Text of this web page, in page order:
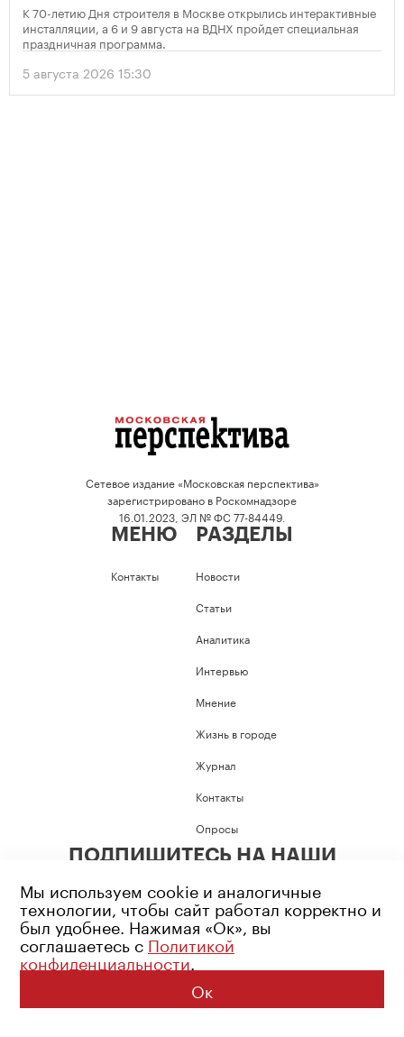
К 70-летию Дня строителя в Москве открылись интерактивные
инсталляции, а 6 и 9 августа на ВДНХ пройдет специальная
праздничная программа.
5 августа 2026 15:30
Сетевое издание «Московская перспектива»
зарегистрировано в Роскомнадзоре
16.01.2023, ЭЛ № ФС 77-84449.
МЕНЮ
Контакты
РАЗДЕЛЫ
Новости
Статьи
Аналитика
Интервью
Мнение
Жизнь в городе
Журнал
Контакты
Опросы
ПОДПИШИТЕСЬ НА НАШИ
Возрастное ограничение: 16+
Политика конфиденциальности
© 2026 Все права защищены
Мы используем cookie и аналогичные
технологии, чтобы сайт работал корректно и
был удобнее. Нажимая «Ок», вы
соглашаетесь с Политикой
конфиденциальности.
Ок